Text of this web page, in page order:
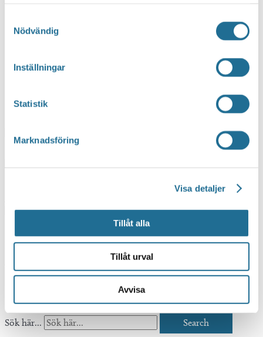
Nödvändig
Inställningar
Statistik
Marknadsföring
Visa detaljer
Tillåt alla
Tillåt urval
Avvisa
Östensson Ekön
Upptäck mer
Hittar du inte vad du söker?
Sök här... Search